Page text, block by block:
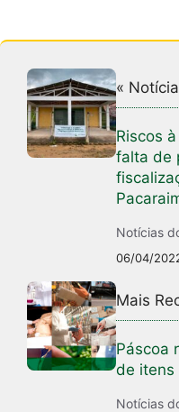
«
Riscos
falta de
Notícias
06/04/
Mais
Páscoa
de itens
Notícias